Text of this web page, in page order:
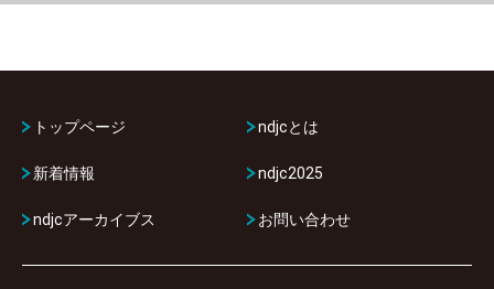
トップページ ndjcとは
新着情報 ndjc2025
ndjcアーカイブス お問い合わせ